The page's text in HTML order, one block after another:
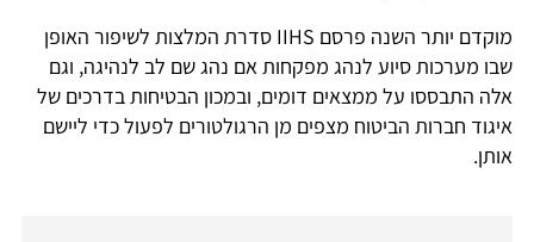
מוקדם יותר השנה פרסם IIHS סדרת המלצות לשיפור האופן
שבו מערכות סיוע לנהג מפקחות אם נהג שם לב לנהיגה, וגם
אלה התבססו על ממצאים דומים, ובמכון הבטיחות בדרכים של
איגוד חברות הביטוח מצפים מן הרגולטורים לפעול כדי ליישם
אותן.